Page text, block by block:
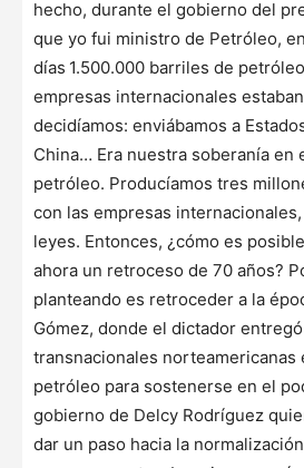
hecho, durante el gobierno del
que yo fui ministro de Petróleo,
días 1.500.000 barriles de petróleo
empresas internacionales
decidíamos: enviábamos a
China… Era nuestra soberanía en
petróleo. Producíamos tres
con las empresas
leyes. Entonces, ¿cómo es
ahora un retroceso de 70 años?
planteando es retroceder a la
Gómez, donde el dictador
transnacionales norteamericanas
petróleo para sostenerse en el
gobierno de Delcy Rodríguez
dar un paso hacia la